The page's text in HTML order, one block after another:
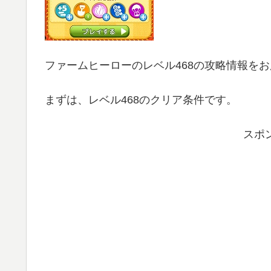
ファームヒーローのレベル468の攻略情報をお
まずは、レベル468のクリア条件です。
スポ